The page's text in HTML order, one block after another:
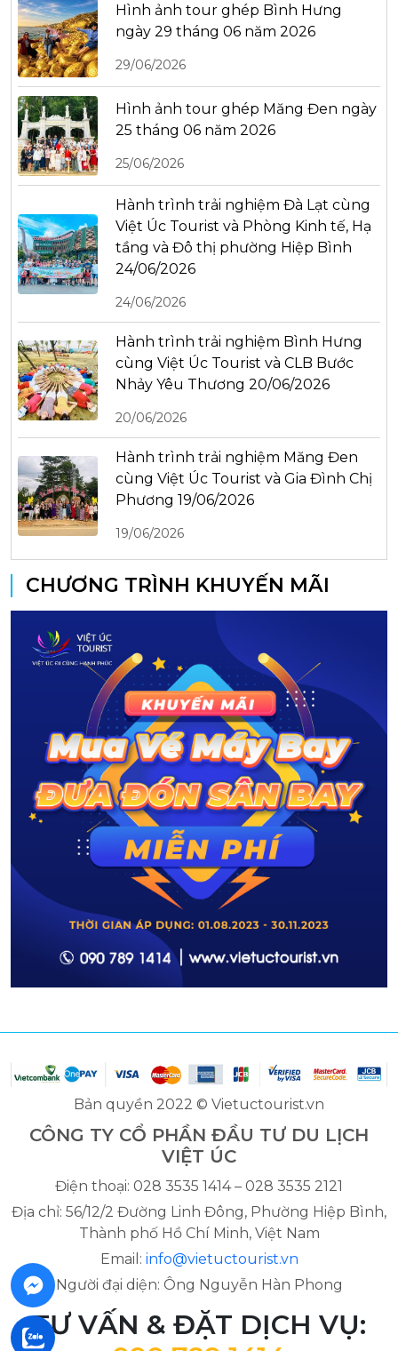
Hình ảnh tour ghép Bình Hưng
ngày 29 tháng 06 năm 2026
29/06/2026
Hình ảnh tour ghép Măng Đen ngày
25 tháng 06 năm 2026
25/06/2026
Hành trình trải nghiệm Đà Lạt cùng
Việt Úc Tourist và Phòng Kinh tế, Hạ
tầng và Đô thị phường Hiệp Bình
24/06/2026
24/06/2026
Hành trình trải nghiệm Bình Hưng
cùng Việt Úc Tourist và CLB Bước
Nhảy Yêu Thương 20/06/2026
20/06/2026
Hành trình trải nghiệm Măng Đen
cùng Việt Úc Tourist và Gia Đình Chị
Phương 19/06/2026
19/06/2026
CHƯƠNG TRÌNH KHUYẾN MÃI
Bản quyền 2022 © Vietuctourist.vn
CÔNG TY CỔ PHẦN ĐẦU TƯ DU LỊCH
VIỆT ÚC
Điện thoại: 028 3535 1414 – 028 3535 2121
Địa chỉ: 56/12/2 Đường Linh Đông, Phường Hiệp Bình,
Thành phố Hồ Chí Minh, Việt Nam
Email: info@vietuctourist.vn
Người đại diện: Ông Nguyễn Hàn Phong
TƯ VẤN & ĐẶT DỊCH VỤ: